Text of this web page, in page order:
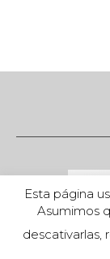
Esta página
Asumimos
descativarlas,